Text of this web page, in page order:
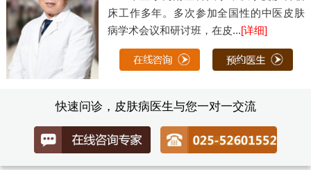
床工作多年。多次参加全国性的中医皮肤
病学术会议和研讨班，在皮...[详细]
快速问诊，皮肤病医生与您一对一交流